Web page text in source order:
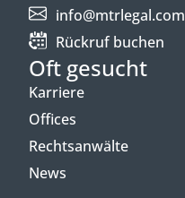
info@mtrlegal.com
Rückruf buchen
Oft gesucht
Karriere
Offices
Rechtsanwälte
News